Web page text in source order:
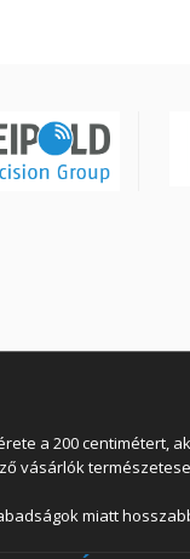
a 200
vásárlók
miatt